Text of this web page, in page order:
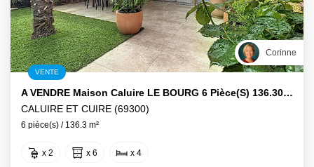
Corinne
VENTE
A VENDRE Maison Caluire LE BOURG 6 Pièce(s) 136.30 M2 Avec Jardinet Et Terrasse
CALUIRE ET CUIRE (69300)
6 pièce(s) / 136.3 m²
x 2 x 6 x 4